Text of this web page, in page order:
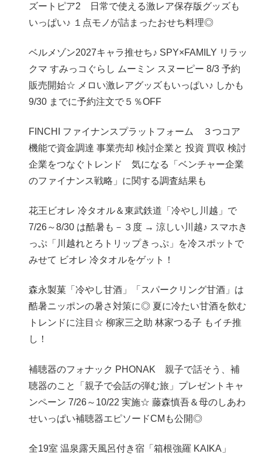
ズートピア2 日常で使える激レア保存版グッズも
いっぱい♪ １点モノが詰まったおせち料理◎
ベルメゾン2027キャラ推せち♪ SPY×FAMILY リラッ
クマ すみっコぐらし ムーミン スヌーピー 8/3 予約
販売開始☆ メロい激レアグッズもいっぱい♪ しかも
9/30 までに予約注文で５％OFF
FINCHI ファイナンスプラットフォーム ３つコア
機能で資金調達 事業売却 検討企業と 投資 買収 検討
企業をつなぐトレンド 気になる「ベンチャー企業
のファイナンス戦略」に関する調査結果も
花王ビオレ 冷タオル＆東武鉄道「冷やし川越」で
7/26～8/30 は酷暑も－３度 → 涼しい川越♪ スマホき
っぷ「川越れとろトリップきっぷ」を冷スポットで
みせて ビオレ 冷タオルをゲット！
森永製菓「冷やし甘酒」「スパークリング甘酒」は
酷暑ニッポンの暑さ対策に◎ 夏に冷たい甘酒を飲む
トレンドに注目☆ 柳家三之助 林家つる子 もイチ推
し！
補聴器のフォナック PHONAK 親子で話そう、補
聴器のこと「親子で会話の弾む旅」プレゼントキャ
ンペーン 7/26～10/22 実施☆ 藤森慎吾＆母のしあわ
せいっぱい補聴器エピソードCMも公開◎
全19室 温泉露天風呂付き宿「箱根強羅 KAIKA」